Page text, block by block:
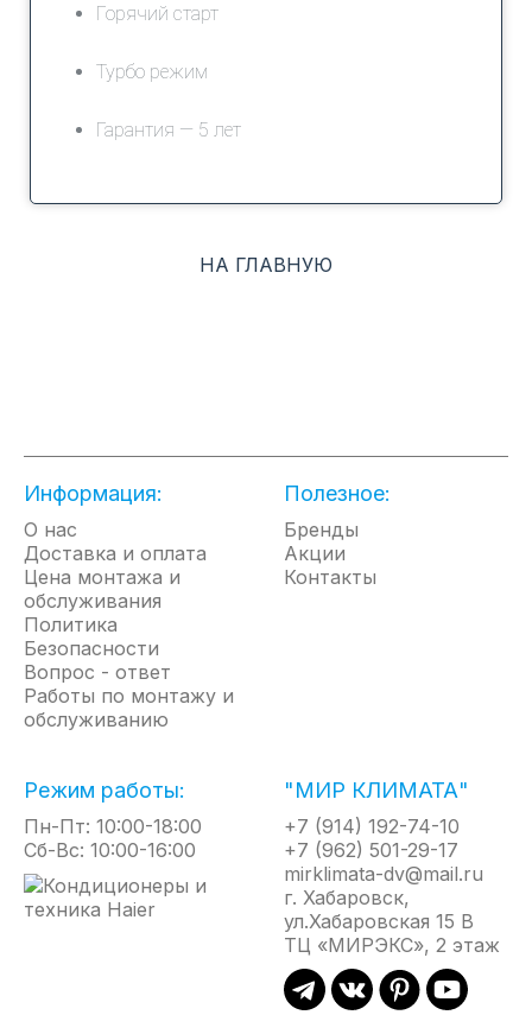
Горячий старт
Турбо режим
Гарантия — 5 лет
НА ГЛАВНУЮ
Информация:
О нас
Доставка и оплата
Цена монтажа и
обслуживания
Политика
Безопасности
Вопрос - ответ
Работы по монтажу и
обслуживанию
Полезное:
Бренды
Акции
Контакты
Режим работы:
Пн-Пт: 10:00-18:00
Сб-Вс: 10:00-16:00
"МИР КЛИМАТА"
+7 (914) 192-74-10
+7 (962) 501-29-17
mirklimata-dv@mail.ru
г. Хабаровск,
ул.Хабаровская 15 В
ТЦ «МИРЭКС», 2 этаж